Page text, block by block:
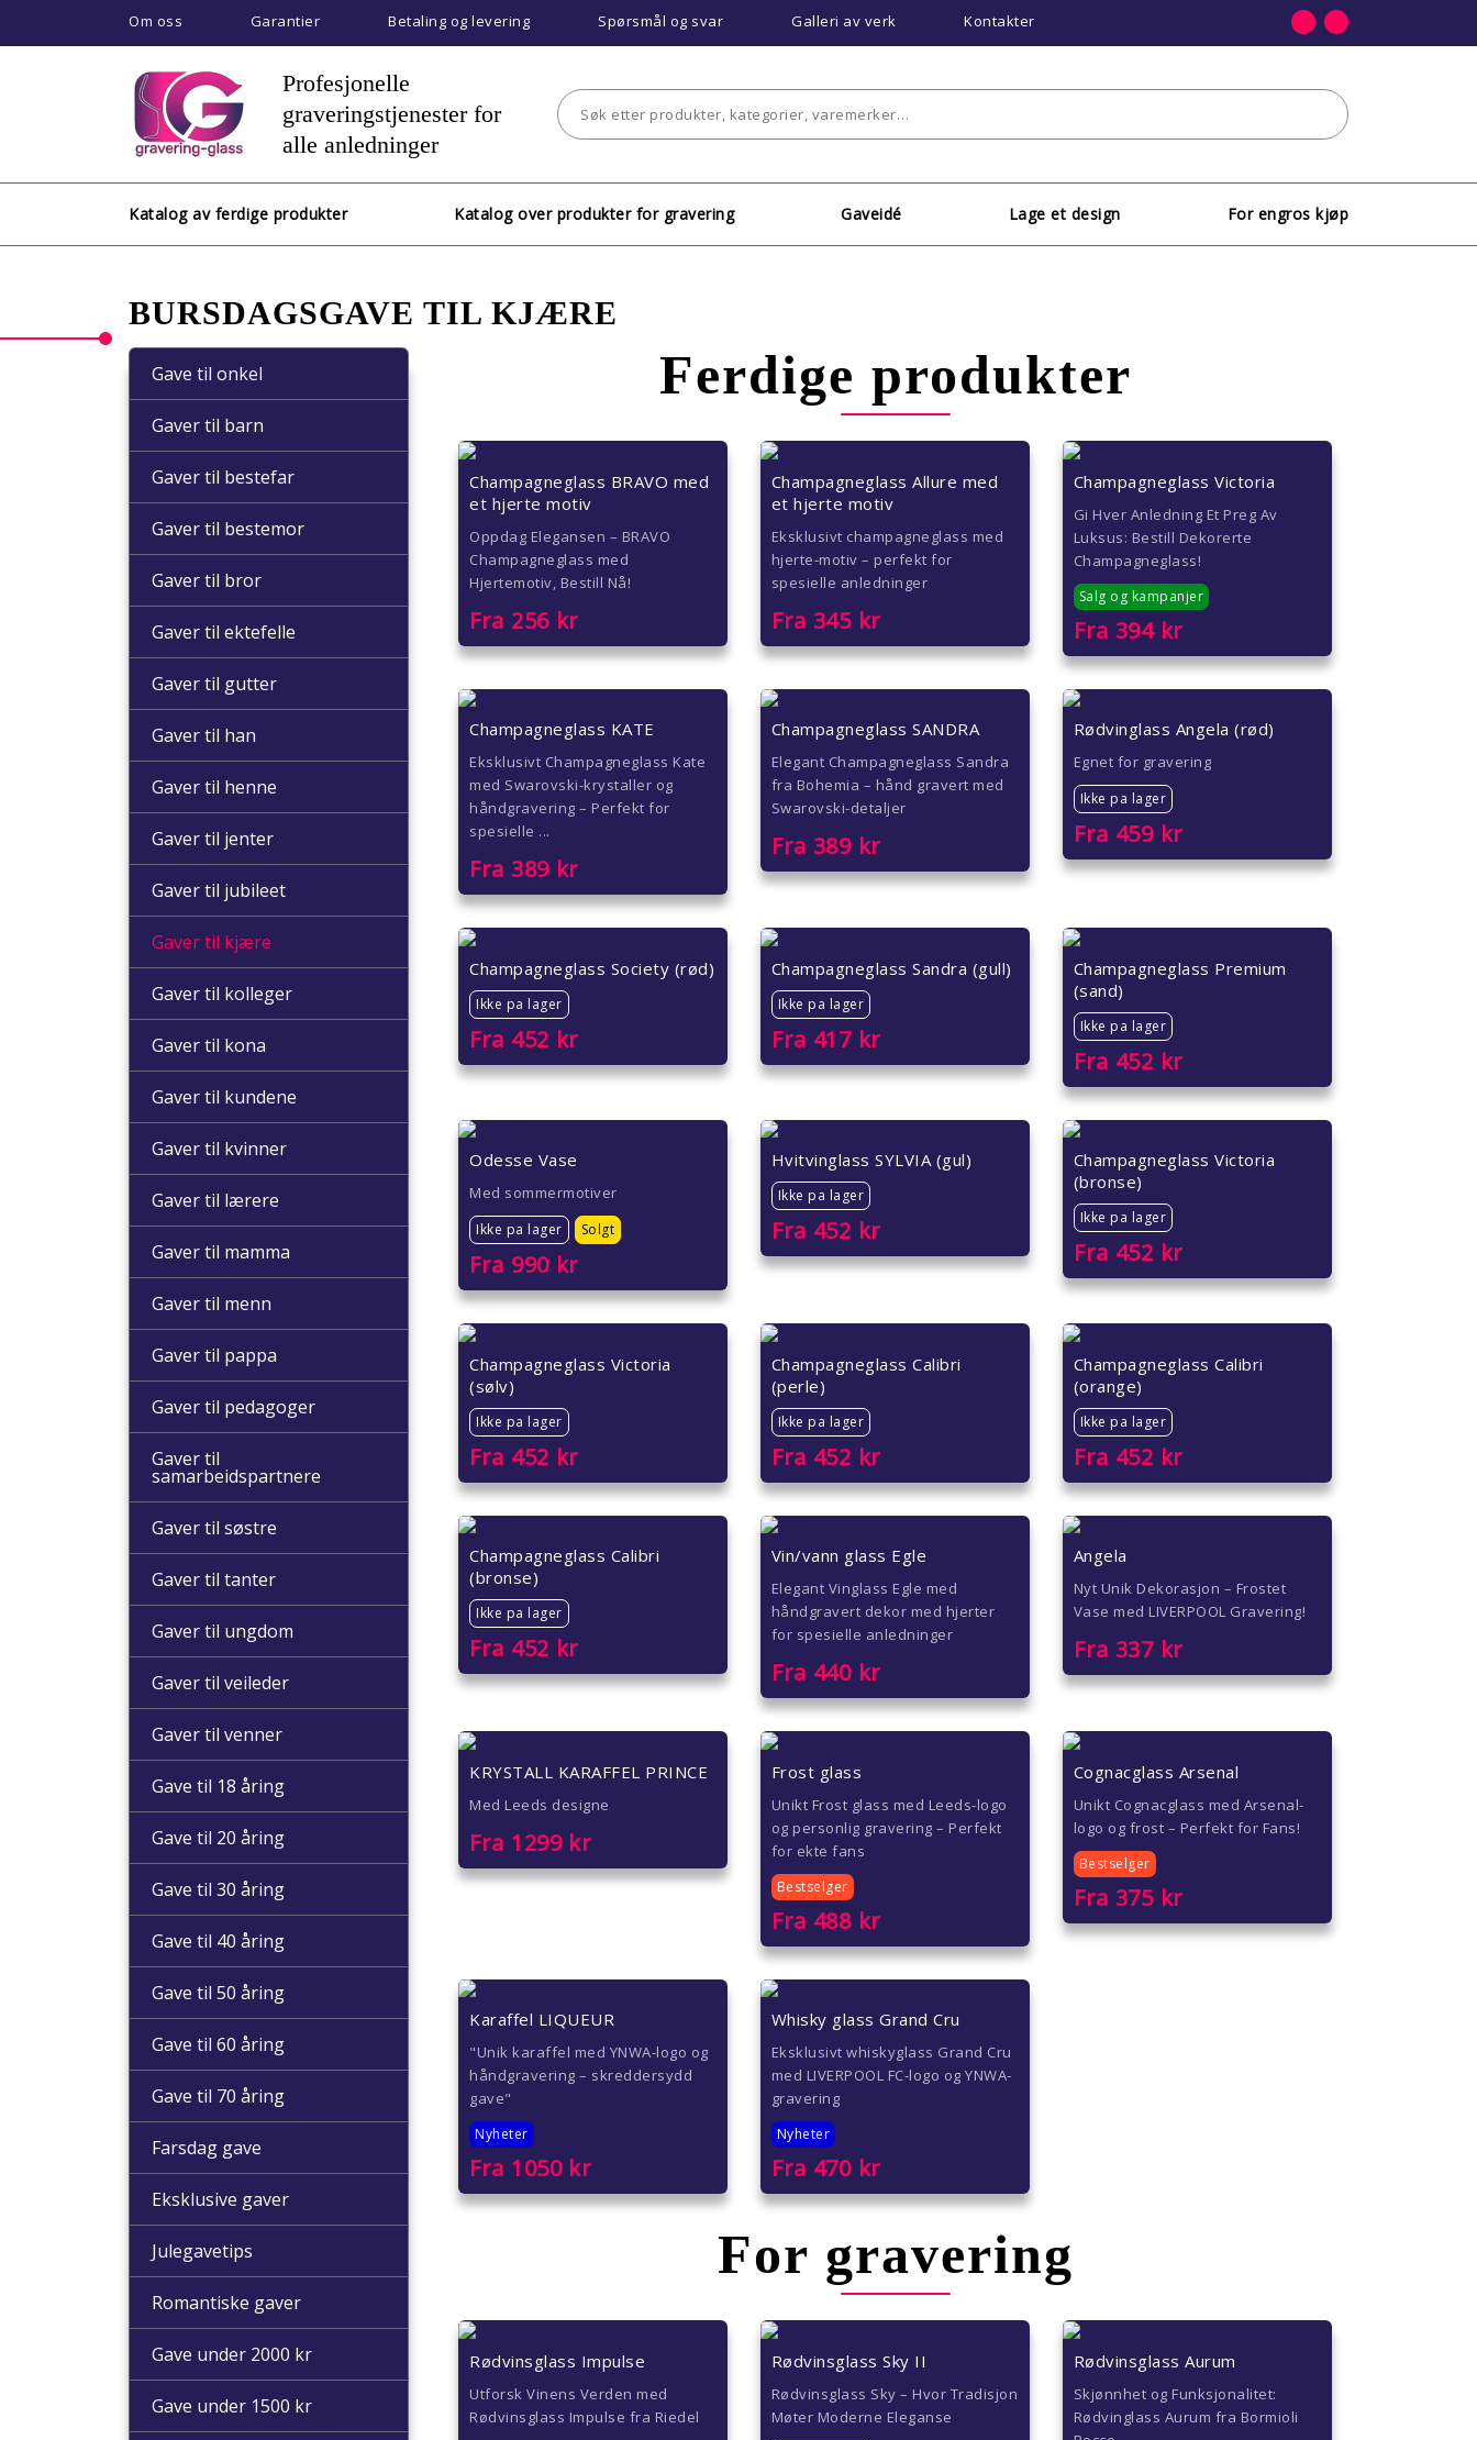
Om oss Garantier Betaling og levering Spørsmål og svar Galleri av verk Kontakter
Profesjonelle
graveringstjenester for
alle anledninger
Katalog av ferdige produkter Katalog over produkter for gravering Gaveidé Lage et design For engros kjøp
BURSDAGSGAVE TIL KJÆRE
Gave til onkel
Gaver til barn
Gaver til bestefar
Gaver til bestemor
Gaver til bror
Gaver til ektefelle
Gaver til gutter
Gaver til han
Gaver til henne
Gaver til jenter
Gaver til jubileet
Gaver til kjære
Gaver til kolleger
Gaver til kona
Gaver til kundene
Gaver til kvinner
Gaver til lærere
Gaver til mamma
Gaver til menn
Gaver til pappa
Gaver til pedagoger
Gaver til
samarbeidspartnere
Gaver til søstre
Gaver til tanter
Gaver til ungdom
Gaver til veileder
Gaver til venner
Gave til 18 åring
Gave til 20 åring
Gave til 30 åring
Gave til 40 åring
Gave til 50 åring
Gave til 60 åring
Gave til 70 åring
Farsdag gave
Eksklusive gaver
Julegavetips
Romantiske gaver
Gave under 2000 kr
Gave under 1500 kr
Ferdige produkter
Champagneglass BRAVO med
et hjerte motiv
Oppdag Elegansen – BRAVO
Champagneglass med
Hjertemotiv, Bestill Nå!
Fra 256kr
Champagneglass Allure med
et hjerte motiv
Eksklusivt champagneglass med
hjerte-motiv – perfekt for
spesielle anledninger
Fra 345kr
Champagneglass Victoria
Gi Hver Anledning Et Preg Av
Luksus: Bestill Dekorerte
Champagneglass!
Salg og kampanjer
Fra 394kr
Champagneglass KATE
Eksklusivt Champagneglass Kate
med Swarovski-krystaller og
håndgravering – Perfekt for
spesielle ...
Fra 389kr
Champagneglass SANDRA
Elegant Champagneglass Sandra
fra Bohemia – hånd gravert med
Swarovski-detaljer
Fra 389kr
Rødvinglass Angela (rød)
Egnet for gravering
Ikke pa lager
Fra 459kr
Champagneglass Society (rød)
Ikke pa lager
Fra 452 kr
Champagneglass Sandra (gull)
Ikke pa lager
Fra 417kr
Champagneglass Premium
(sand)
Ikke pa lager
Fra 452 kr
Odesse Vase
Med sommermotiver
Ikke pa lager Solgt
Fra 990kr
Hvitvinglass SYLVIA (gul)
Ikke pa lager
Fra 452 kr
Champagneglass Victoria
(bronse)
Ikke pa lager
Fra 452 kr
Champagneglass Victoria
(sølv)
Ikke pa lager
Fra 452 kr
Champagneglass Calibri
(perle)
Ikke pa lager
Fra 452 kr
Champagneglass Calibri
(orange)
Ikke pa lager
Fra 452 kr
Champagneglass Calibri
(bronse)
Ikke pa lager
Fra 452 kr
Vin/vann glass Egle
Elegant Vinglass Egle med
håndgravert dekor med hjerter
for spesielle anledninger
Fra 440kr
Angela
Nyt Unik Dekorasjon – Frostet
Vase med LIVERPOOL Gravering!
Fra 337kr
KRYSTALL KARAFFEL PRINCE
Med Leeds designe
Fra 1299kr
Frost glass
Unikt Frost glass med Leeds-logo
og personlig gravering – Perfekt
for ekte fans
Bestselger
Fra 488kr
Cognacglass Arsenal
Unikt Cognacglass med Arsenal-
logo og frost – Perfekt for Fans!
Bestselger
Fra 375kr
Karaffel LIQUEUR
"Unik karaffel med YNWA-logo og
håndgravering – skreddersydd
gave"
Nyheter
Fra 1050kr
Whisky glass Grand Cru
Eksklusivt whiskyglass Grand Cru
med LIVERPOOL FC-logo og YNWA-
gravering
Nyheter
Fra 470kr
For gravering
Rødvinsglass Impulse
Utforsk Vinens Verden med
Rødvinsglass Impulse fra Riedel
Rødvinsglass Sky II
Rødvinsglass Sky – Hvor Tradisjon
Møter Moderne Eleganse
Rødvinsglass Aurum
Skjønnhet og Funksjonalitet:
Rødvinglass Aurum fra Bormioli